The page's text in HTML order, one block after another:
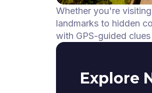
Whether you're
landmarks to hidden
with GPS-guided
Explore